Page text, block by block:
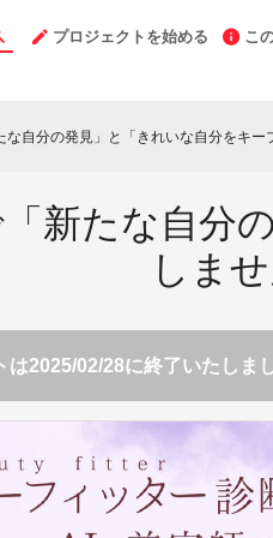
プロジェクトを始める こ
自分の発見」と「きれいな自分をキー
新たな自分
しま
は2025/02/28に終了いたしま